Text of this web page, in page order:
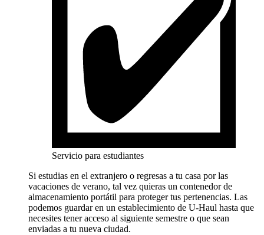
Servicio para estudiantes
Si estudias en el extranjero o regresas a tu casa por las
vacaciones de verano, tal vez quieras un contenedor de
almacenamiento portátil para proteger tus pertenencias. Las
podemos guardar en un establecimiento de U-Haul hasta que
necesites tener acceso al siguiente semestre o que sean
enviadas a tu nueva ciudad.